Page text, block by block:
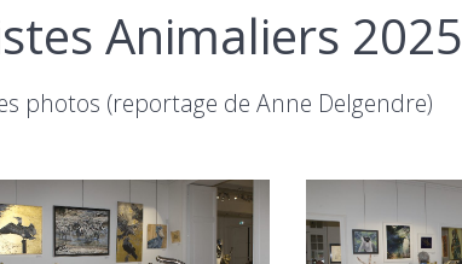
Animaliers 2025
photos (reportage de Anne Delgendre)